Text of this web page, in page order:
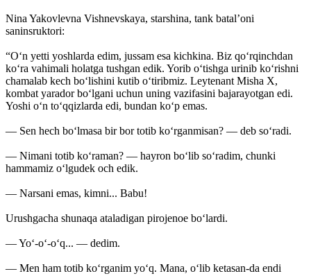
Nina Yakovlevna Vishnevskaya, starshina, tank batal’oni
saninsruktori:
“O‘n yetti yoshlarda edim, jussam esa kichkina. Biz qo‘rqinchdan
ko‘ra vahimali holatga tushgan edik. Yorib o‘tishga urinib ko‘rishni
chamalab kech bo‘lishini kutib o‘tiribmiz. Leytenant Misha X,
kombat yarador bo‘lgani uchun uning vazifasini bajarayotgan edi.
Yoshi o‘n to‘qqizlarda edi, bundan ko‘p emas.
— Sen hech bo‘lmasa bir bor totib ko‘rganmisan? — deb so‘radi.
— Nimani totib ko‘raman? — hayron bo‘lib so‘radim, chunki
hammamiz o‘lgudek och edik.
— Narsani emas, kimni... Babu!
Urushgacha shunaqa ataladigan pirojenoe bo‘lardi.
— Yo‘-o‘-o‘q... — dedim.
— Men ham totib ko‘rganim yo‘q. Mana, o‘lib ketasan-da endi